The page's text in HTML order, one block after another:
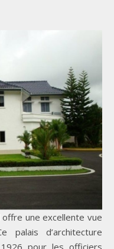
offre une excellente vue
d’architecture